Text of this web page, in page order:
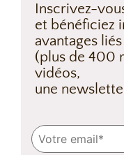
Inscrivez-
et bénéficiez
avantages liés
(plus de 400
vidéos,
une